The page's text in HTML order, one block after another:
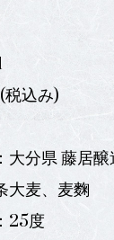
込み)
大分県 藤居醸
大麦、麦麴
25度